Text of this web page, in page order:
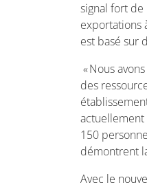
signal fort de
exportations
est basé sur
« Nous
des
actuellement
150
démontrent
Avec le